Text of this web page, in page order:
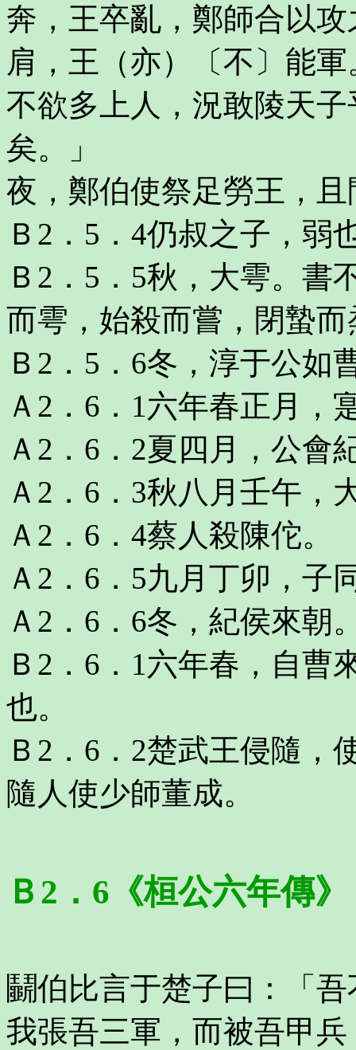
奔，王卒亂，鄭師合以
肩，王（亦）〔不〕能
不欲多上人，況敢陵天
矣。」
夜，鄭伯使祭足勞王，
Ｂ2．5．4仍叔之子，弱
Ｂ2．5．5秋，大雩。書
而雩，始殺而嘗，閉蟄
Ｂ2．5．6冬，淳于公如
Ａ2．6．1六年春正月，
Ａ2．6．2夏四月，公會
Ａ2．6．3秋八月壬午，
Ａ2．6．4蔡人殺陳佗。
Ａ2．6．5九月丁卯，子
Ａ2．6．6冬，紀侯來朝
Ｂ2．6．1六年春，自曹
也。
Ｂ2．6．2楚武王侵隨，
隨人使少師董成。
Ｂ2．6《桓公六年傳》
鬭伯比言于楚子曰：「
我張吾三軍，而被吾甲